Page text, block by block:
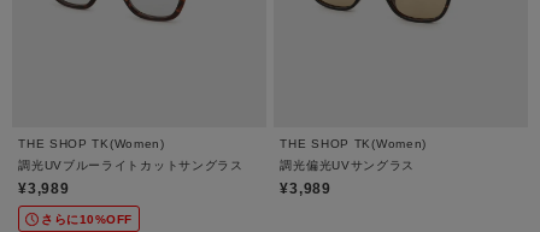
THE SHOP TK(Women)
調光UVブルーライトカットサングラス
¥3,989
さらに10%OFF
THE SHOP TK(Women)
調光偏光UVサングラス
¥3,989